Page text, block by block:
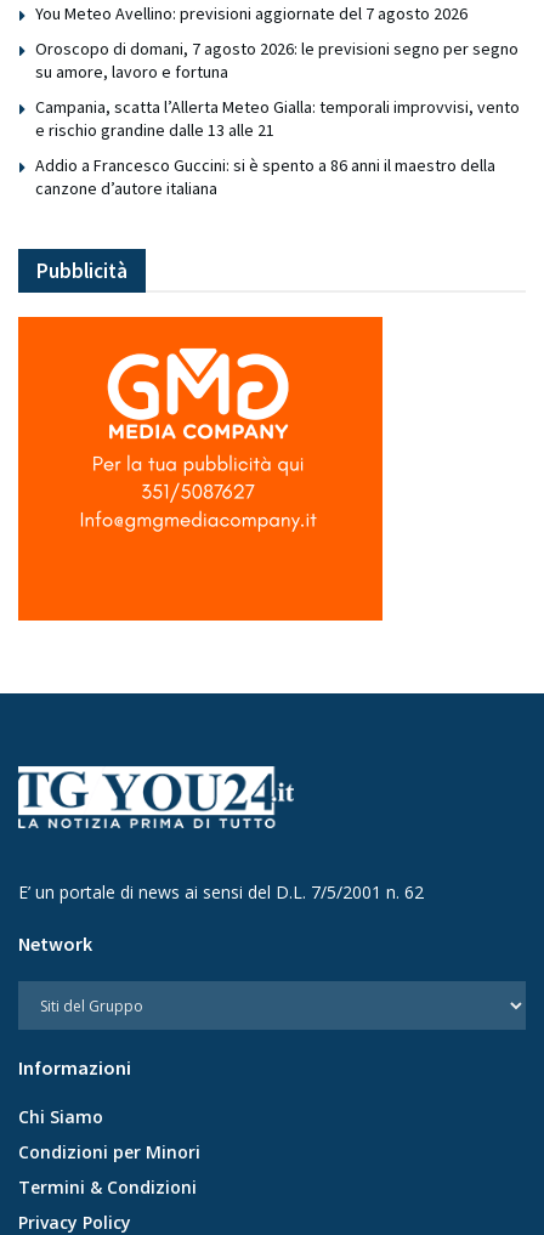
You Meteo Avellino: previsioni aggiornate del 7 agosto 2026
Oroscopo di domani, 7 agosto 2026: le previsioni segno per segno
su amore, lavoro e fortuna
Campania, scatta l’Allerta Meteo Gialla: temporali improvvisi, vento
e rischio grandine dalle 13 alle 21
Addio a Francesco Guccini: si è spento a 86 anni il maestro della
canzone d’autore italiana
Pubblicità
E’ un portale di news ai sensi del D.L. 7/5/2001 n. 62
Network
Informazioni
Chi Siamo
Condizioni per Minori
Termini & Condizioni
Privacy Policy